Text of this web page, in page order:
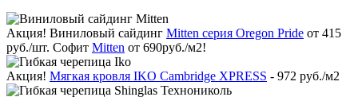
Акция! Виниловый сайдинг Mitten серия Oregon Pride от 415
руб./шт. Софит Mitten от 690руб./м2!
Акция! Мягкая кровля IKO Cambridge XPRESS - 972 руб./м2